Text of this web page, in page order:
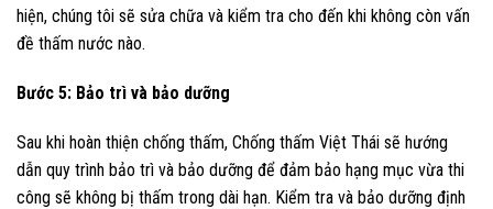
hiện, chúng tôi sẽ sửa chữa và kiểm tra cho đến khi không còn vấn
đề thấm nước nào.
Bước 5: Bảo trì và bảo dưỡng
Sau khi hoàn thiện chống thấm, Chống thấm Việt Thái sẽ hướng
dẫn quy trình bảo trì và bảo dưỡng để đảm bảo hạng mục vừa thi
công sẽ không bị thấm trong dài hạn. Kiểm tra và bảo dưỡng định